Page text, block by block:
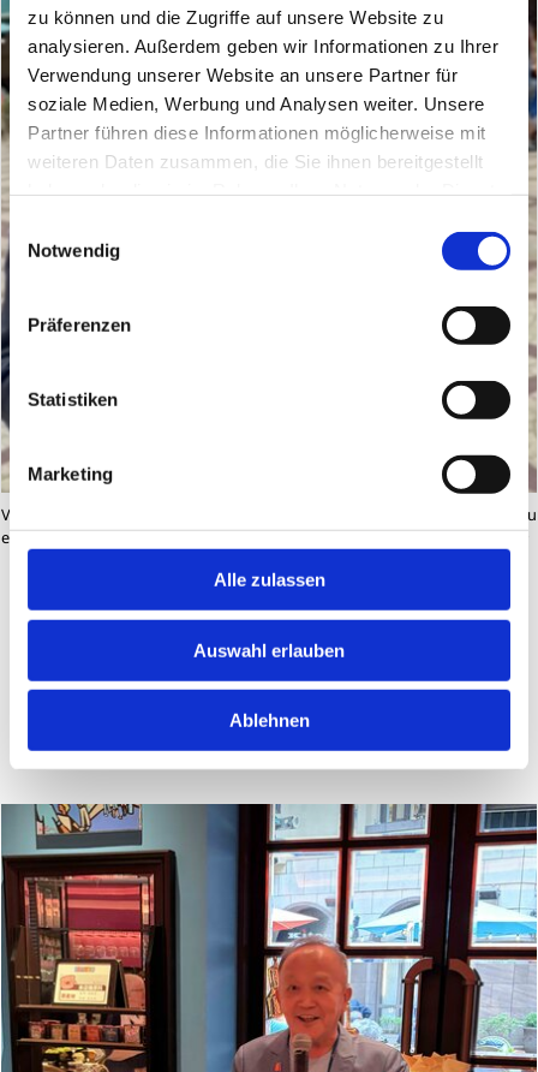
zu können und die Zugriffe auf unsere Website zu
analysieren. Außerdem geben wir Informationen zu Ihrer
Verwendung unserer Website an unsere Partner für
soziale Medien, Werbung und Analysen weiter. Unsere
Partner führen diese Informationen möglicherweise mit
weiteren Daten zusammen, die Sie ihnen bereitgestellt
Einwilligungsauswahl
Notwendig
Präferenzen
Statistiken
Marketing
Alle zulassen
Auswahl erlauben
Ablehnen
VIDEO: Klicken Sie auf das Bild, um Andy Wang aus dem Gastgeber-Team zu
erleben, der seine Vorfreude auf diese Convention teilt! © Rotary Magazin
kennen – den Happy-Clap. Sehen Sie hier